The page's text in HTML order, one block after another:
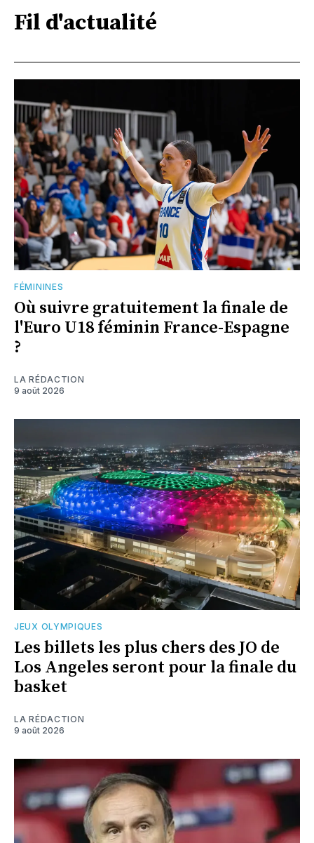
Fil d'actualité
FÉMININES
Où suivre gratuitement la finale de
l'Euro U18 féminin France-Espagne
?
LA RÉDACTION
9 août 2026
JEUX OLYMPIQUES
Les billets les plus chers des JO de
Los Angeles seront pour la finale du
basket
LA RÉDACTION
9 août 2026